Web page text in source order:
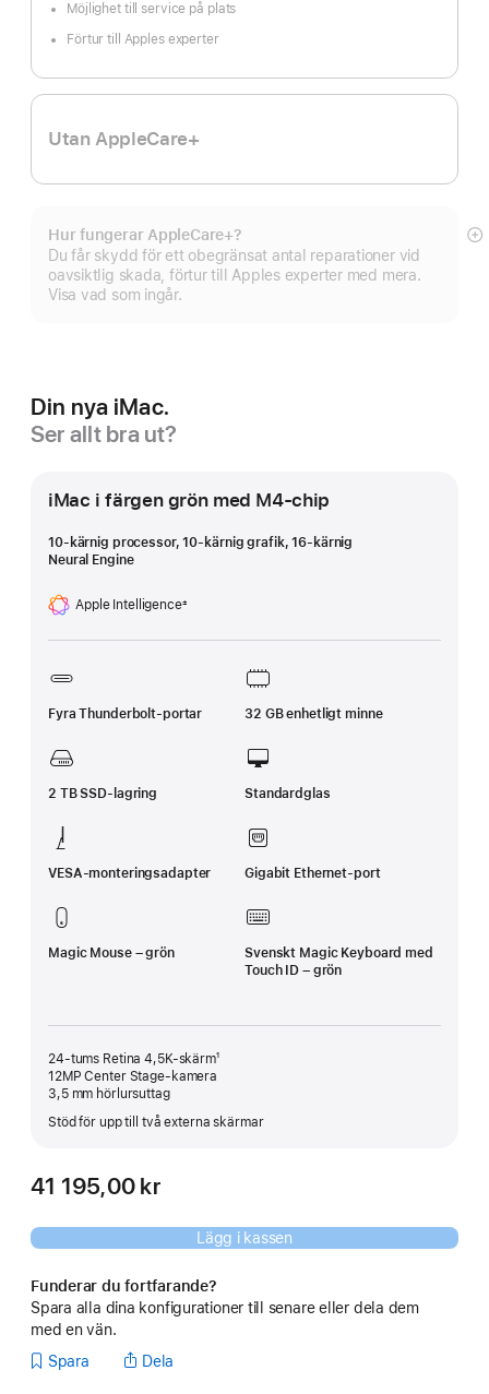
Möjlighet till service på plats
Förtur till Apples experter
Utan AppleCare+
Hur fungerar AppleCare+?
Du får skydd för ett obegränsat antal reparationer vid
oavsiktlig skada, förtur till Apples experter med mera.
Visa vad som ingår.
Din nya iMac.
Ser allt bra ut?
iMac i färgen grön med M4-chip
10-kärnig processor, 10-kärnig grafik, 16‑kärnig
Neural Engine
Apple Intelligence
Fotnot
±
Fyra Thunderbolt-portar 32 GB enhetligt minne
2 TB SSD-lagring Standardglas
VESA-monteringsadapter Gigabit Ethernet-port
Magic Mouse – grön
Svenskt Magic Keyboard med
Touch ID – grön
24-tums Retina 4,5K-skärm¹
12MP Center Stage-kamera
3,5 mm hörlursuttag
Stöd för upp till två externa skärmar
41 195,00 kr
Lägg i kassen
Funderar du fortfarande?
Spara alla dina konfigurationer till senare eller dela dem
med en vän.
Spara
Dela